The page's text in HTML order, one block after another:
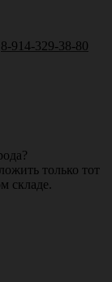
8-914-329-38-80
только тот
складе.